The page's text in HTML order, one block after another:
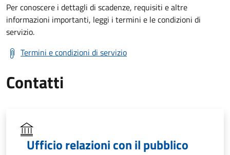
Per conoscere i dettagli di scadenze, requisiti e altre
informazioni importanti, leggi i termini e le condizioni di
servizio.
Termini e condizioni di servizio
Contatti
Ufficio relazioni con il pubblico